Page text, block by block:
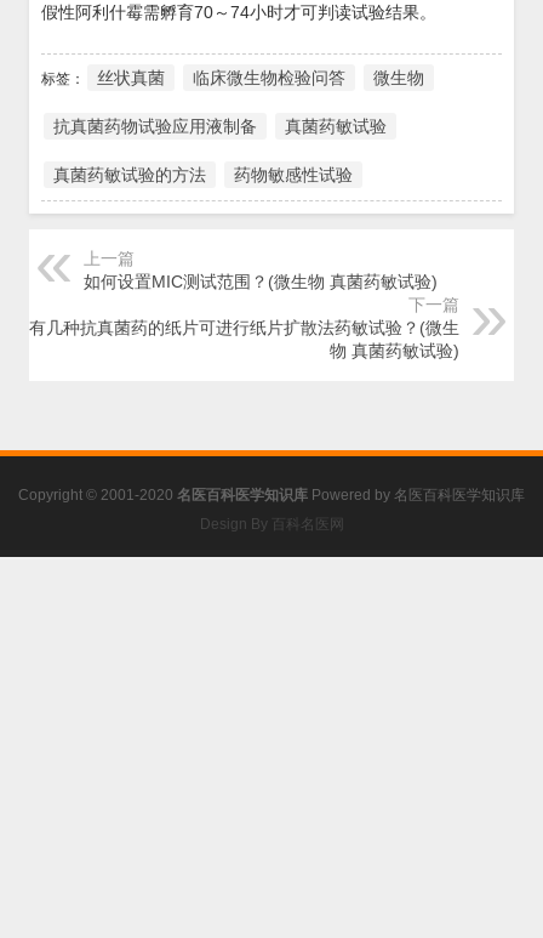
假性阿利什霉需孵育70～74小时才可判读试验结果。
标签： 丝状真菌 临床微生物检验问答 微生物
抗真菌药物试验应用液制备 真菌药敏试验
真菌药敏试验的方法 药物敏感性试验
上一篇
如何设置MIC测试范围？(微生物 真菌药敏试验)
下一篇
前有几种抗真菌药的纸片可进行纸片扩散法药敏试验？(微生
物 真菌药敏试验)
Copyright © 2001-2020 名医百科医学知识库 Powered by 名医百科医学知识库
Design By 百科名医网